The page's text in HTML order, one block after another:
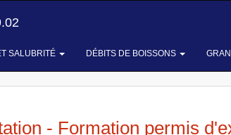
SALUBRITÉ DÉBITS DE BOISSONS
- Formation permis